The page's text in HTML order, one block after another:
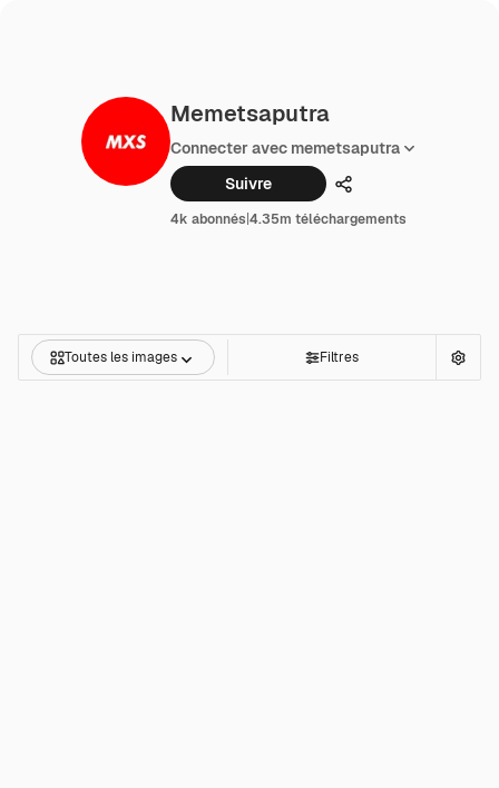
Memetsaputra
Connecter avec memetsaputra
Suivre
Partager
4k abonnés|4.35m téléchargements
Toutes les images Filtres